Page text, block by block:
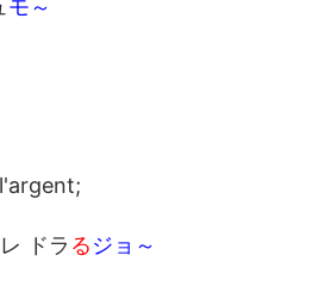
モ～
ドラ るジョ～